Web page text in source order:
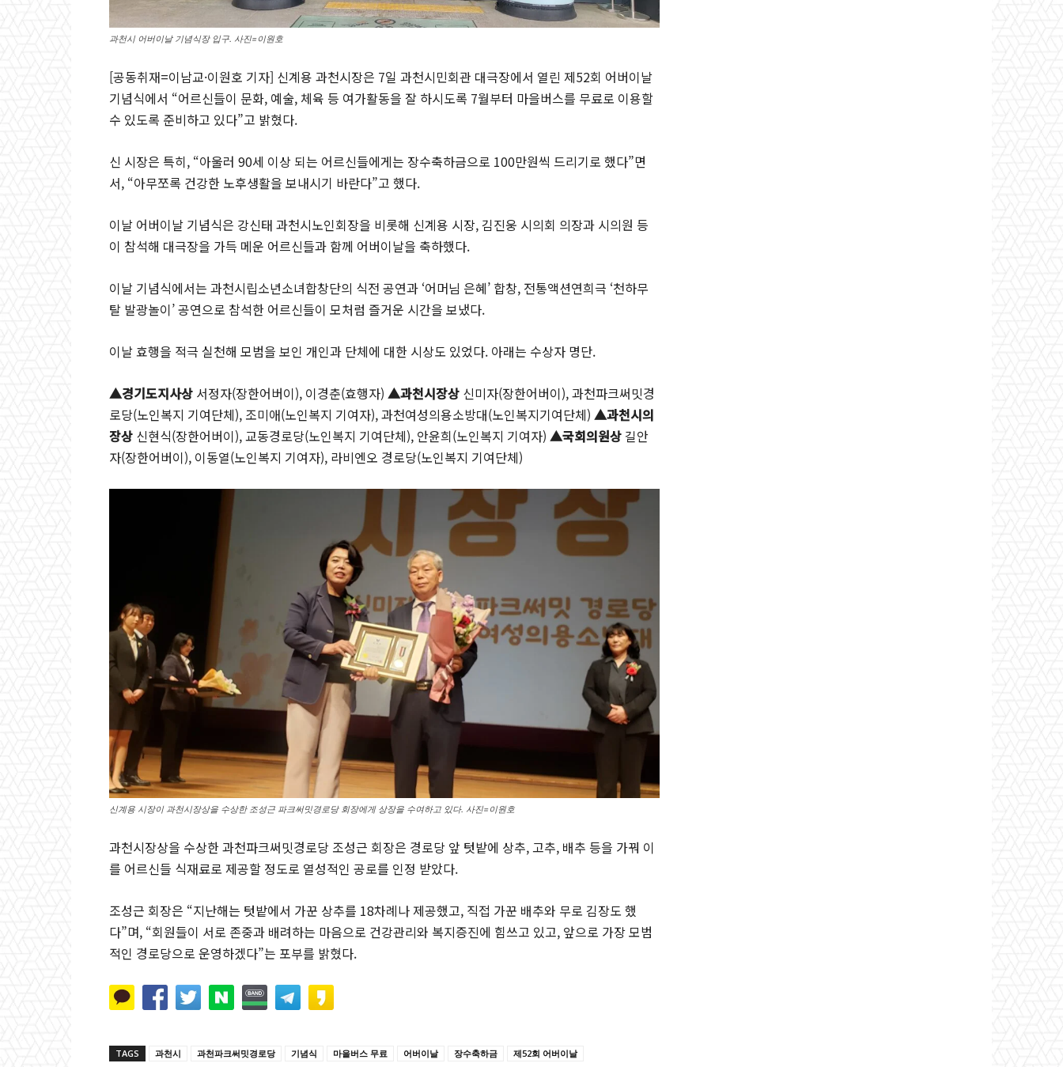
과천시 어버이날 기념식장 입구. 사진=이원호
[공동취재=이남교·이원호 기자] 신계용 과천시장은 7일 과천시민회관 대극장에서 열린 제52회 어버이날
기념식에서 “어르신들이 문화, 예술, 체육 등 여가활동을 잘 하시도록 7월부터 마을버스를 무료로 이용할
수 있도록 준비하고 있다”고 밝혔다.
신 시장은 특히, “아울러 90세 이상 되는 어르신들에게는 장수축하금으로 100만원씩 드리기로 했다”면
서, “아무쪼록 건강한 노후생활을 보내시기 바란다”고 했다.
이날 어버이날 기념식은 강신태 과천시노인회장을 비롯해 신계용 시장, 김진웅 시의회 의장과 시의원 등
이 참석해 대극장을 가득 메운 어르신들과 함께 어버이날을 축하했다.
이날 기념식에서는 과천시립소년소녀합창단의 식전 공연과 ‘어머님 은혜’ 합창, 전통액션연희극 ‘천하무
탈 발광놀이’ 공연으로 참석한 어르신들이 모처럼 즐거운 시간을 보냈다.
이날 효행을 적극 실천해 모범을 보인 개인과 단체에 대한 시상도 있었다. 아래는 수상자 명단.
▲경기도지사상 서정자(장한어버이), 이경춘(효행자) ▲과천시장상 신미자(장한어버이), 과천파크써밋경
로당(노인복지 기여단체), 조미애(노인복지 기여자), 과천여성의용소방대(노인복지기여단체) ▲과천시의
장상 신현식(장한어버이), 교동경로당(노인복지 기여단체), 안윤희(노인복지 기여자) ▲국회의원상 길안
자(장한어버이), 이동열(노인복지 기여자), 라비엔오 경로당(노인복지 기여단체)
신계용 시장이 과천시장상을 수상한 조성근 파크써밋경로당 회장에게 상장을 수여하고 있다. 사진=이원호
과천시장상을 수상한 과천파크써밋경로당 조성근 회장은 경로당 앞 텃밭에 상추, 고추, 배추 등을 가꿔 이
를 어르신들 식재료로 제공할 정도로 열성적인 공로를 인정 받았다.
조성근 회장은 “지난해는 텃밭에서 가꾼 상추를 18차례나 제공했고, 직접 가꾼 배추와 무로 김장도 했
다”며, “회원들이 서로 존중과 배려하는 마음으로 건강관리와 복지증진에 힘쓰고 있고, 앞으로 가장 모범
적인 경로당으로 운영하겠다”는 포부를 밝혔다.
TAGS 과천시 과천파크써밋경로당 기념식 마을버스 무료 어버이날 장수축하금 제52회 어버이날